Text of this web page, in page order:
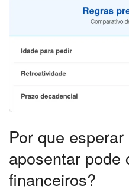
Por que
aposentar pode
financeiros?